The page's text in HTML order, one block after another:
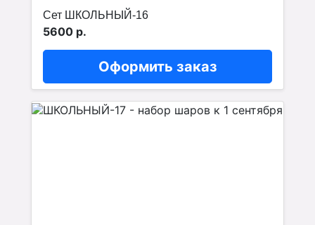
Сет ШКОЛЬНЫЙ-16
5600 р.
Оформить заказ